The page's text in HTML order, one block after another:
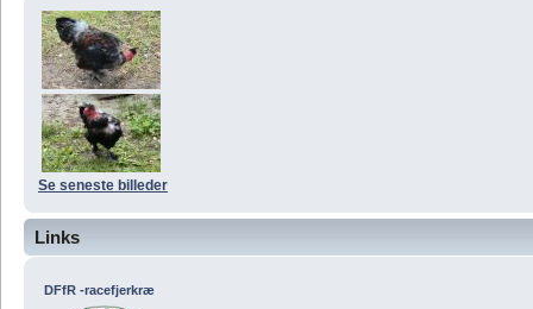
Se seneste billeder
Links
DFfR -racefjerkræ